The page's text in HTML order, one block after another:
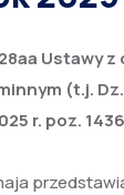
Ustawy z
(t.j. Dz.
r. poz.